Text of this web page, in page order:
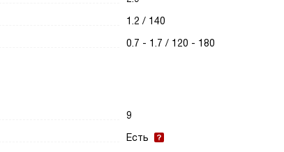
1.2 / 140
0.7 - 1.7 / 120 - 180
9
Есть